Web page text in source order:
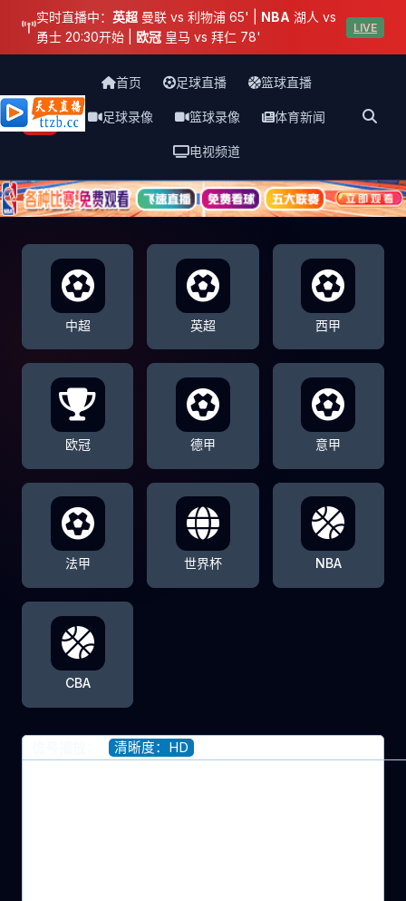
实时直播中： 英超 曼联 vs 利物浦 65' | NBA 湖人 vs
勇士 20:30开始 | 欧冠 皇马 vs 拜仁 78'
LIVE
天天直播网
首页 足球直播 篮球直播
足球录像 篮球录像 体育新闻
电视频道
中超 英超 西甲
欧冠 德甲 意甲
法甲 世界杯 NBA
CBA
清晰度：HD